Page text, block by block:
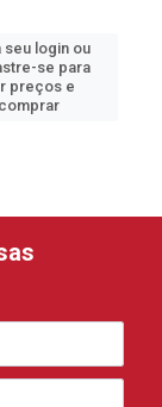
seu login ou
se para
preços e
comprar